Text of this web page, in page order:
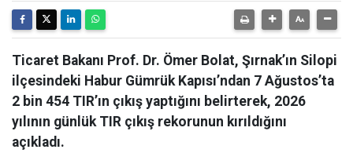
Ticaret Bakanı Prof. Dr. Ömer Bolat, Şırnak’ın Silopi
ilçesindeki Habur Gümrük Kapısı’ndan 7 Ağustos’ta
2 bin 454 TIR’ın çıkış yaptığını belirterek, 2026
yılının günlük TIR çıkış rekorunun kırıldığını
açıkladı.